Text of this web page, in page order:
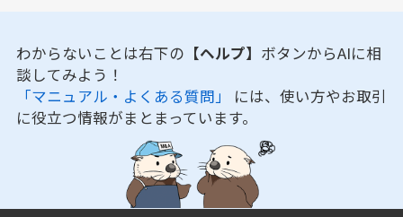
わからないことは右下の 【ヘルプ】 ボタンからAIに相
談してみよう！
「マニュアル・よくある質問」 には、使い方やお取引
に役立つ情報がまとまっています。